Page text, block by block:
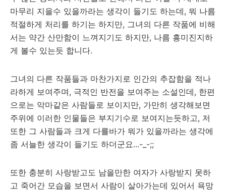
마무리 지을수 있을까라는 생각이 들기도 하는데, 뭐 나름
적절하게 처리를 하기는 하지만, 그녀의 다른 작품에 비해
서는 약간 산만함이 느껴지기도 하지만, 나름 흥미진지하
게 볼수 있는듯 합니다.
그녀의 다른 작품들과 마찬가지로 인간의 추잡함을 적나
라하게 보여주며, 극적인 반전을 보여주는 소설인데, 한편
으로는 악마같은 사람들로 보이지만, 가만히 생각해보면
주위에 이러한 인물들은 부지기수로 보여지는듯하고, 저
또한 그 사람들과 크게 다를바가 뭐가 있을까라는 생각에
좀 서늘한 생각이 들기도 하더군요...-_-;;
또한 충분히 사랑받고도 남을만한 여자가 사랑받지 못하
고 죽어간 모습을 보면서 사람이 살아가는데 있어서 욕망